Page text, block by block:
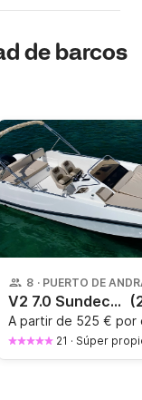
de barcos
8 · PUERTO DE
V2 7.0 Sundeck TITULIN
A partir de 525 € por
21 · Súper